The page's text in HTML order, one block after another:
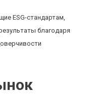
ESG-стандартам,
благодаря